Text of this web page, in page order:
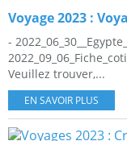
Voyage 2023 :
-
Veuillez trouver,...
EN SAVOIR PLUS